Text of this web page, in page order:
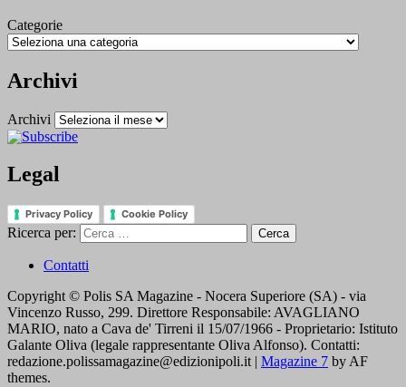
Categorie
Archivi
Archivi
Legal
Privacy Policy Cookie Policy
Ricerca per:
Contatti
Copyright © Polis SA Magazine - Nocera Superiore (SA) - via
Vincenzo Russo, 299. Direttore Responsabile: AVAGLIANO
MARIO, nato a Cava de' Tirreni il 15/07/1966 - Proprietario: Istituto
Galante Oliva (legale rappresentante Oliva Alfonso). Contatti:
redazione.polissamagazine@edizionipoli.it | Magazine 7 by AF
themes.